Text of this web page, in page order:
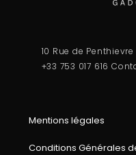
10 Rue de Penthievre
+33 753 017 616
Mentions légales
Conditions Générales